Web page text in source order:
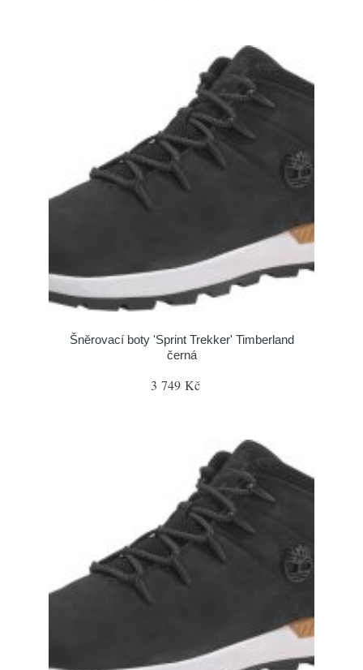
Šněrovací boty 'Sprint Trekker' Timberland
černá
3 749 Kč